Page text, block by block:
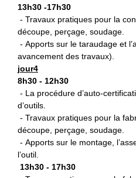
13h30 -17h30
- Travaux pratiques pour la
découpe, perçage, soudage.
- Apports sur le taraudage et
avancement des travaux).
jour4
8h30 - 12h30
- La procédure d’auto-
d’outils.
- Travaux pratiques pour la
découpe, perçage, soudage.
- Apports sur le montage,
l’outil.
13h30 - 17h30